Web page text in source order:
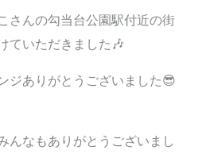
さんの勾当台公園駅付近の街
ていただきました🎶
ジありがとうございました😎
んなもありがとうございまし